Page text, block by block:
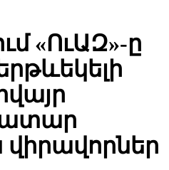
«ՈւԱԶ»-ը
վիրավորներ